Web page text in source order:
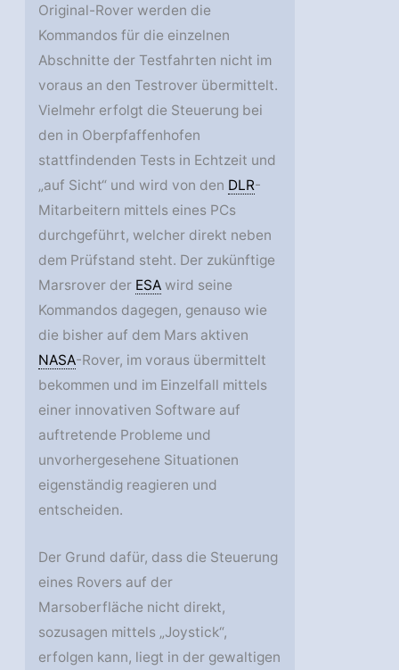
Original-Rover werden die
Kommandos für die einzelnen
Abschnitte der Testfahrten nicht im
voraus an den Testrover übermittelt.
Vielmehr erfolgt die Steuerung bei
den in Oberpfaffenhofen
stattfindenden Tests in Echtzeit und
„auf Sicht“ und wird von den DLR-
Mitarbeitern mittels eines PCs
durchgeführt, welcher direkt neben
dem Prüfstand steht. Der zukünftige
Marsrover der ESA wird seine
Kommandos dagegen, genauso wie
die bisher auf dem Mars aktiven
NASA-Rover, im voraus übermittelt
bekommen und im Einzelfall mittels
einer innovativen Software auf
auftretende Probleme und
unvorhergesehene Situationen
eigenständig reagieren und
entscheiden.
Der Grund dafür, dass die Steuerung
eines Rovers auf der
Marsoberfläche nicht direkt,
sozusagen mittels „Joystick“,
erfolgen kann, liegt in der gewaltigen